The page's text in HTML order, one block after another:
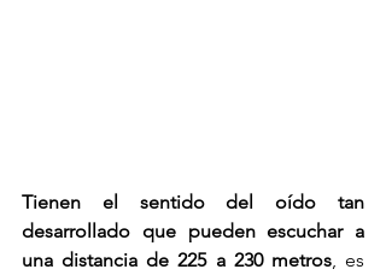
Tienen el sentido del oído tan
desarrollado que pueden escuchar a
una distancia de 225 a 230 metros, es